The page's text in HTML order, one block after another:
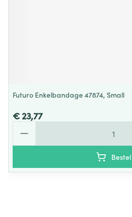
Futuro Enkelbandage 47874, Small
€ 23,77
Bestel